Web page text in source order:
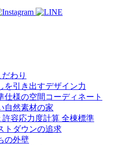
わり
を引き出すデザイン力
仕様の空間コーディネート
自然素材の家
許容応力度計算 全棟標準
トダウンの追求
の外壁